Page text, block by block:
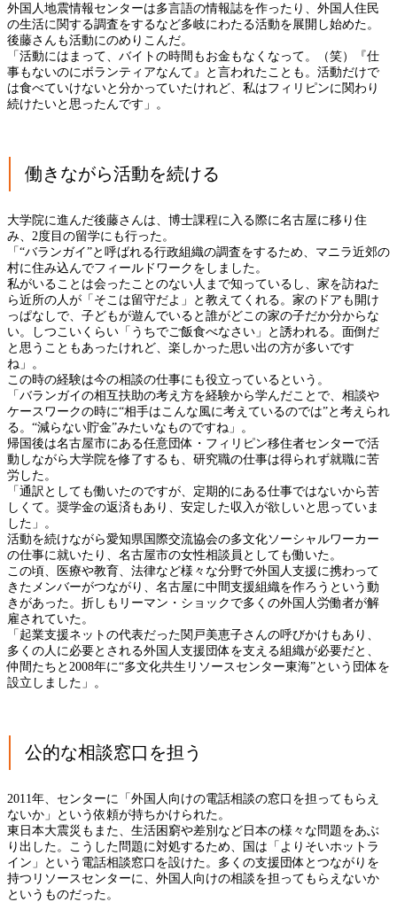
外国人地震情報センターは多言語の情報誌を作ったり、外国人住民
の生活に関する調査をするなど多岐にわたる活動を展開し始めた。
後藤さんも活動にのめりこんだ。
「活動にはまって、バイトの時間もお金もなくなって。（笑）『仕
事もないのにボランティアなんて』と言われたことも。活動だけで
は食べていけないと分かっていたけれど、私はフィリピンに関わり
続けたいと思ったんです」。
働きながら活動を続ける
大学院に進んだ後藤さんは、博士課程に入る際に名古屋に移り住
み、2度目の留学にも行った。
「“バランガイ”と呼ばれる行政組織の調査をするため、マニラ近郊の
村に住み込んでフィールドワークをしました。
私がいることは会ったことのない人まで知っているし、家を訪ねた
ら近所の人が「そこは留守だよ」と教えてくれる。家のドアも開け
っぱなしで、子どもが遊んでいると誰がどこの家の子だか分からな
い。しつこいくらい「うちでご飯食べなさい」と誘われる。面倒だ
と思うこともあったけれど、楽しかった思い出の方が多いです
ね」。
この時の経験は今の相談の仕事にも役立っているという。
「バランガイの相互扶助の考え方を経験から学んだことで、相談や
ケースワークの時に“相手はこんな風に考えているのでは”と考えられ
る。“減らない貯金”みたいなものですね」。
帰国後は名古屋市にある任意団体・フィリピン移住者センターで活
動しながら大学院を修了するも、研究職の仕事は得られず就職に苦
労した。
「通訳としても働いたのですが、定期的にある仕事ではないから苦
しくて。奨学金の返済もあり、安定した収入が欲しいと思っていま
した」。
活動を続けながら愛知県国際交流協会の多文化ソーシャルワーカー
の仕事に就いたり、名古屋市の女性相談員としても働いた。
この頃、医療や教育、法律など様々な分野で外国人支援に携わって
きたメンバーがつながり、名古屋に中間支援組織を作ろうという動
きがあった。折しもリーマン・ショックで多くの外国人労働者が解
雇されていた。
「起業支援ネットの代表だった関戸美恵子さんの呼びかけもあり、
多くの人に必要とされる外国人支援団体を支える組織が必要だと、
仲間たちと2008年に“多文化共生リソースセンター東海”という団体を
設立しました」。
公的な相談窓口を担う
2011年、センターに「外国人向けの電話相談の窓口を担ってもらえ
ないか」という依頼が持ちかけられた。
東日本大震災もまた、生活困窮や差別など日本の様々な問題をあぶ
り出した。こうした問題に対処するため、国は「よりそいホットラ
イン」という電話相談窓口を設けた。多くの支援団体とつながりを
持つリソースセンターに、外国人向けの相談を担ってもらえないか
というものだった。